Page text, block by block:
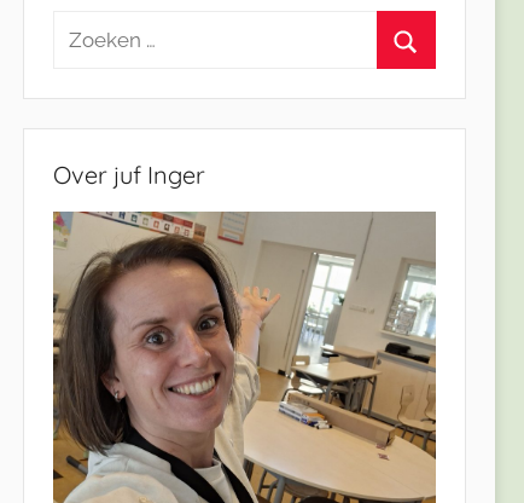
Zoeken
Over juf Inger